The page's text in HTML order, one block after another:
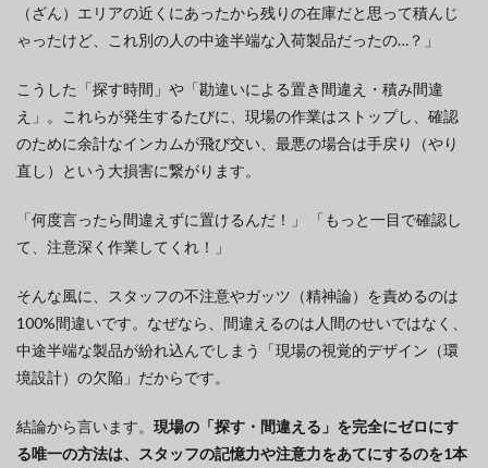
（ざん）エリアの近くにあったから残りの在庫だと思って積んじ
ゃったけど、これ別の人の中途半端な入荷製品だったの…？」
こうした「探す時間」や「勘違いによる置き間違え・積み間違
え」。これらが発生するたびに、現場の作業はストップし、確認
のために余計なインカムが飛び交い、最悪の場合は手戻り（やり
直し）という大損害に繋がります。
「何度言ったら間違えずに置けるんだ！」 「もっと一目で確認し
て、注意深く作業してくれ！」
そんな風に、スタッフの不注意やガッツ（精神論）を責めるのは
100%間違いです。なぜなら、間違えるのは人間のせいではなく、
中途半端な製品が紛れ込んでしまう「現場の視覚的デザイン（環
境設計）の欠陥」だからです。
結論から言います。 現場の「探す・間違える」を完全にゼロにす
る唯一の方法は、スタッフの記憶力や注意力をあてにするのを1本